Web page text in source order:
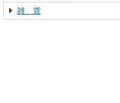
雑 貨